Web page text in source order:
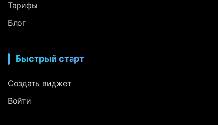
Тарифы
Блог
Быстрый старт
Создать виджет
Войти